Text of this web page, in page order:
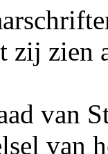
zij zien
van